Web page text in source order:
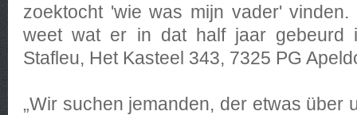
zoektocht 'wie was mijn vader'
weet wat er in dat half jaar gebeurd
Stafleu, Het Kasteel 343, 7325 PG
„Wir suchen jemanden, der etwas über